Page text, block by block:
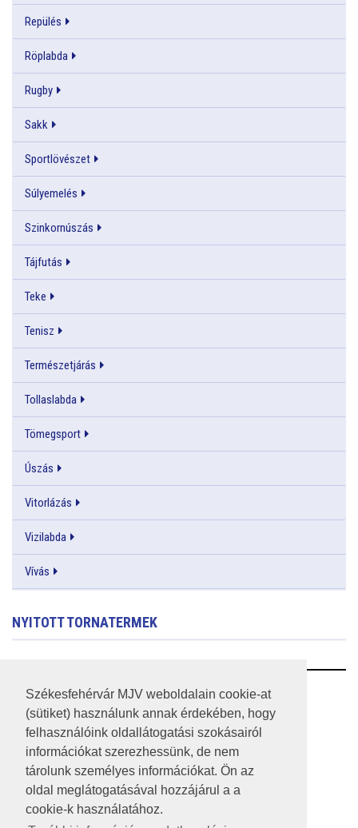
Székesfehérvár MJV weboldalain cookie-at
(sütiket) használunk annak érdekében, hogy
felhasználóink oldallátogatási szokásairól
információkat szerezhessünk, de nem
tárolunk személyes információkat. Ön az
oldal meglátogatásával hozzájárul a a
cookie-k használatához.
Repülés
Röplabda
Rugby
Sakk
Sportlövészet
Súlyemelés
Szinkornúszás
Tájfutás
Teke
Tenisz
Természetjárás
Tollaslabda
Tömegsport
Úszás
Vitorlázás
Vizilabda
Vívás
NYITOTT TORNATERMEK
RSS
A HONLAP 2017.03.31-I ÁLLAPOTA
JOGI NYILATKOZAT
IMPRESSZUM